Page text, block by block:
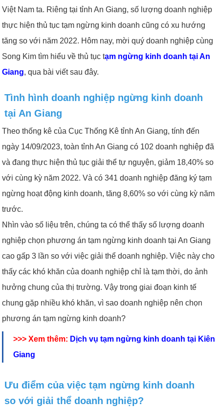
Việt Nam ta. Riêng tại tỉnh An Giang, số lượng doanh nghiệp
thực hiện thủ tục tạm ngừng kinh doanh cũng có xu hướng
tăng so với năm 2022. Hôm nay, mời quý doanh nghiệp cùng
Song Kim tìm hiểu về thủ tục tạm ngừng kinh doanh tại An
Giang, qua bài viết sau đây.
Tình hình doanh nghiệp ngừng kinh doanh
tại An Giang
Theo thống kê của Cục Thống Kê tỉnh An Giang, tính đến
ngày 14/09/2023, toàn tỉnh An Giang có 102 doanh nghiệp đã
và đang thực hiện thủ tục giải thể tự nguyện, giảm 18,40% so
với cùng kỳ năm 2022. Và có 341 doanh nghiệp đăng ký tạm
ngừng hoạt động kinh doanh, tăng 8,60% so với cùng kỳ năm
trước.
Nhìn vào số liệu trên, chúng ta có thể thấy số lượng doanh
nghiệp chọn phương án tạm ngừng kinh doanh tại An Giang
cao gấp 3 lần so với việc giải thể doanh nghiệp. Việc này cho
thấy các khó khăn của doanh nghiệp chỉ là tạm thời, do ảnh
hưởng chung của thị trường. Vậy trong giai đoạn kinh tế
chung gặp nhiều khó khăn, vì sao doanh nghiệp nên chọn
phương án tạm ngừng kinh doanh?
>>> Xem thêm: Dịch vụ tạm ngừng kinh doanh tại Kiên
Giang
Ưu điểm của việc tạm ngừng kinh doanh
so với giải thể doanh nghiệp?